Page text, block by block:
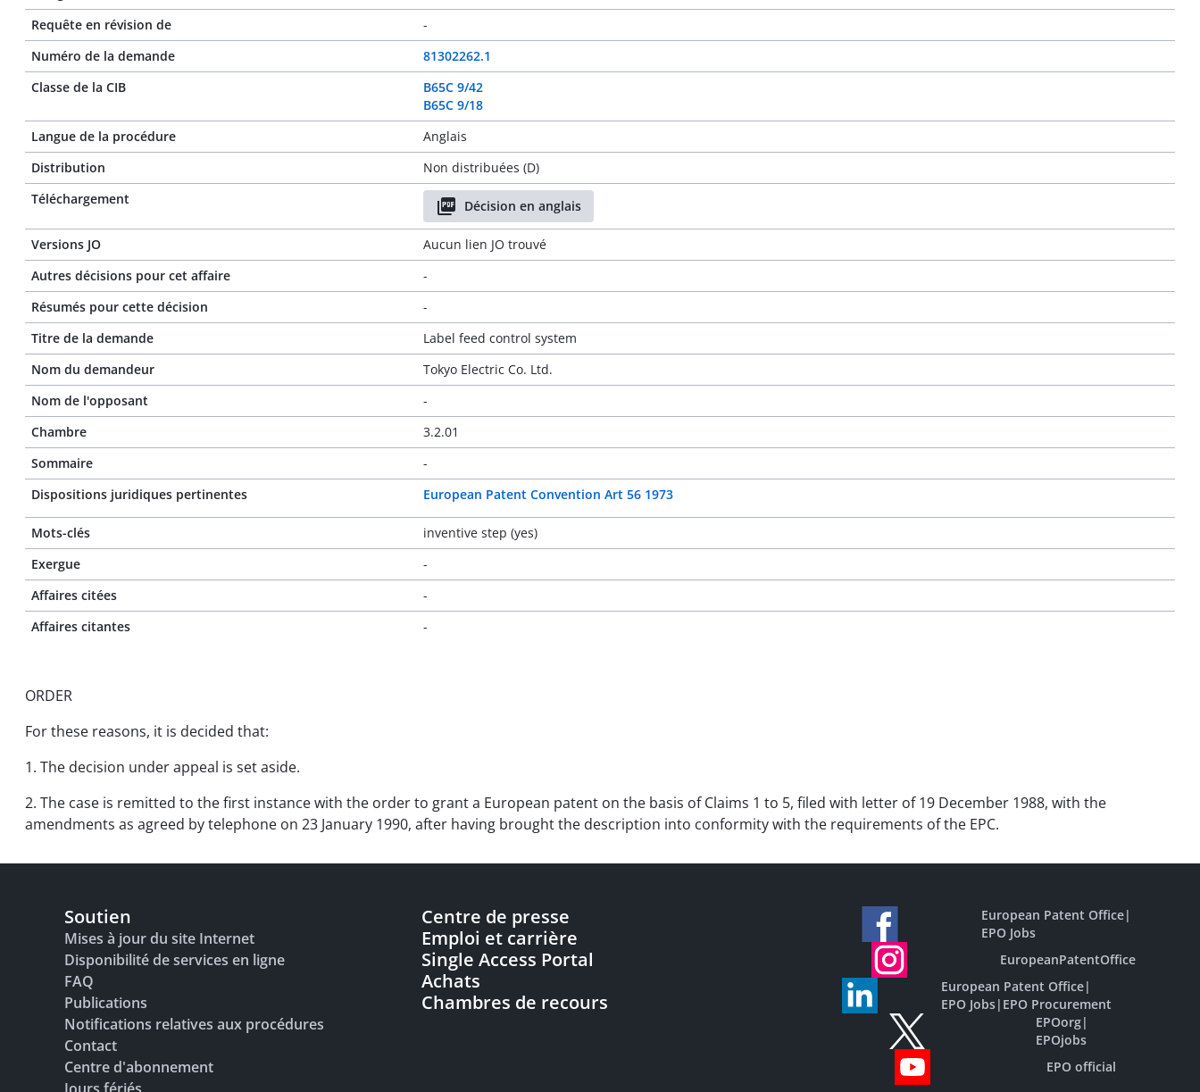
Requête en révision de
-
Numéro de la demande
81302262.1
Classe de la CIB
B65C 9/42
B65C 9/18
Langue de la procédure
Anglais
Distribution
Non distribuées (D)
Téléchargement
Décision en anglais
Versions JO
Aucun lien JO trouvé
Autres décisions pour cet affaire
-
Résumés pour cette décision
-
Titre de la demande
Label feed control system
Nom du demandeur
Tokyo Electric Co. Ltd.
Nom de l'opposant
-
Chambre
3.2.01
Sommaire
-
Dispositions juridiques pertinentes
European Patent Convention Art 56 1973
Mots-clés
inventive step (yes)
Exergue
-
Affaires citées
-
Affaires citantes
-
ORDER
For these reasons, it is decided that:
1. The decision under appeal is set aside.
2. The case is remitted to the first instance with the order to grant a European patent on the basis of Claims 1 to 5, filed with letter of 19 December 1988, with the
amendments as agreed by telephone on 23 January 1990, after having brought the description into conformity with the requirements of the EPC.
Soutien
Mises à jour du site Internet
Disponibilité de services en ligne
FAQ
Publications
Notifications relatives aux procédures
Contact
Centre d'abonnement
Centre de presse
Emploi et carrière
Single Access Portal
Achats
Chambres de recours
European Patent Office|
EPO Jobs
EuropeanPatentOffice
European Patent Office|
EPO Jobs| EPO Procurement
EPOorg|
EPOjobs
EPO official